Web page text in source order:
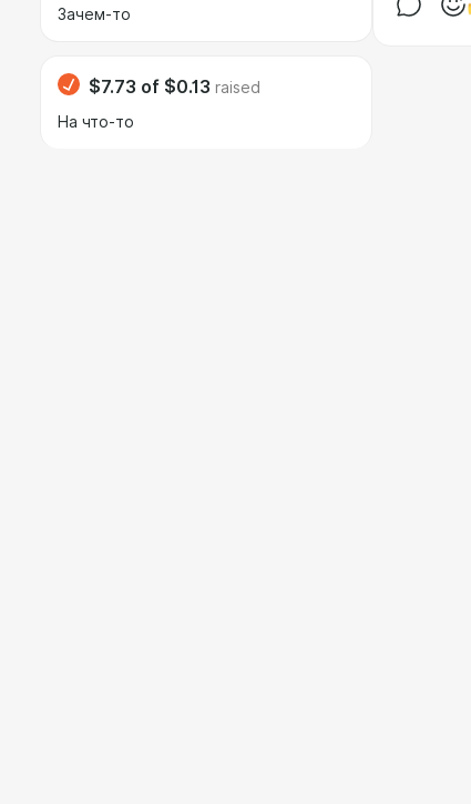
Зачем-то
$7.73 of $0.13 raised
На что-то